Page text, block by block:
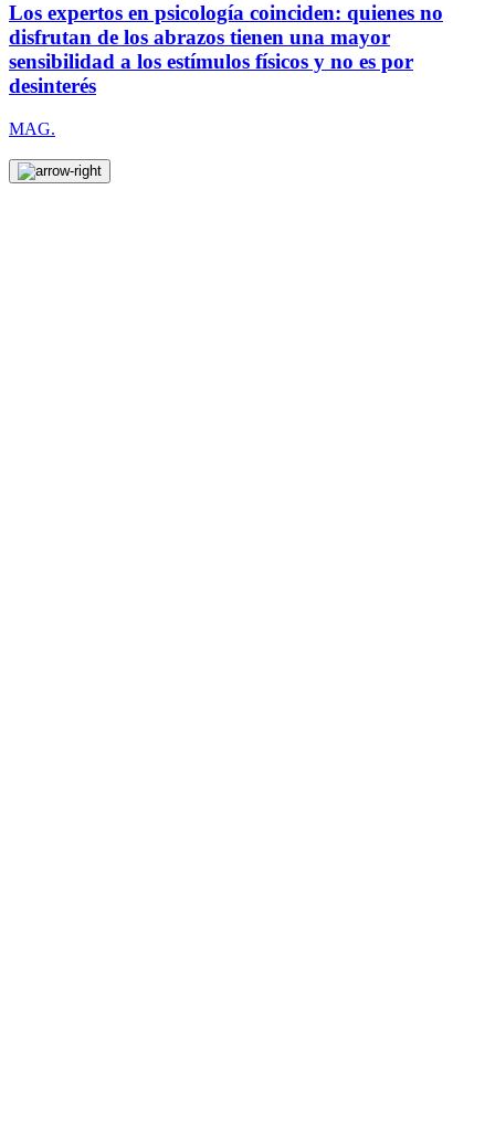
Los expertos en psicología coinciden: quienes no
disfrutan de los abrazos tienen una mayor
sensibilidad a los estímulos físicos y no es por
desinterés
MAG.